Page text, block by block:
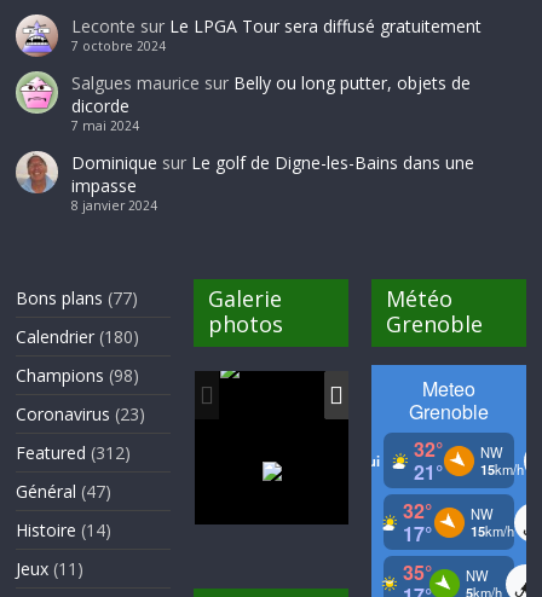
Leconte sur Le LPGA Tour sera diffusé gratuitement
7 octobre 2024
Salgues maurice sur Belly ou long putter, objets de
dicorde
7 mai 2024
Dominique sur Le golf de Digne-les-Bains dans une
impasse
8 janvier 2024
Bons plans (77)
Calendrier (180)
Champions (98)
Coronavirus (23)
Featured (312)
Général (47)
Histoire (14)
Jeux (11)
Galerie
photos
Météo
Grenoble